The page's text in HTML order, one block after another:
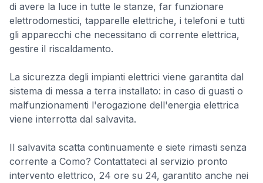
di avere la luce in tutte le stanze, far funzionare
elettrodomestici, tapparelle elettriche, i telefoni e tutti
gli apparecchi che necessitano di corrente elettrica,
gestire il riscaldamento.
La sicurezza degli impianti elettrici viene garantita dal
sistema di messa a terra installato: in caso di guasti o
malfunzionamenti l'erogazione dell'energia elettrica
viene interrotta dal salvavita.
Il salvavita scatta continuamente e siete rimasti senza
corrente a Como? Contattateci al servizio pronto
intervento elettrico, 24 ore su 24, garantito anche nei